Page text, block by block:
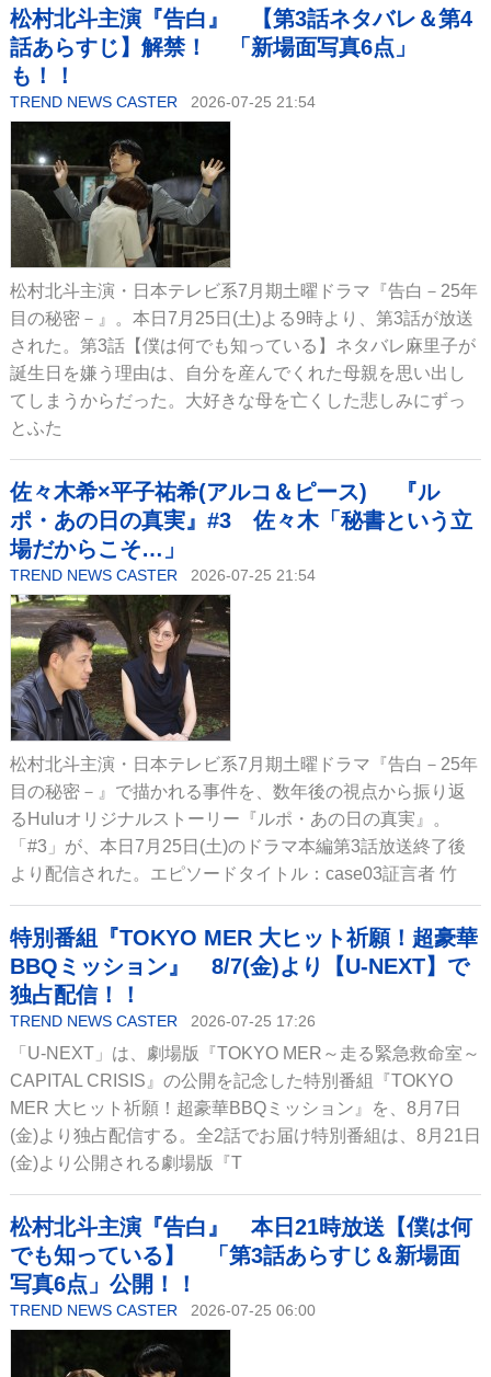
松村北斗主演『告白』 【第3話ネタバレ＆第4
話あらすじ】解禁！ 「新場面写真6点」
も！！
TREND NEWS CASTER 2026-07-25 21:54
松村北斗主演・日本テレビ系7月期土曜ドラマ『告白－25年
目の秘密－』。本日7月25日(土)よる9時より、第3話が放送
された。第3話【僕は何でも知っている】ネタバレ麻里子が
誕生日を嫌う理由は、自分を産んでくれた母親を思い出し
てしまうからだった。大好きな母を亡くした悲しみにずっ
とふた
佐々木希×平子祐希(アルコ＆ピース) 『ル
ポ・あの日の真実』#3 佐々木「秘書という立
場だからこそ…」
TREND NEWS CASTER 2026-07-25 21:54
松村北斗主演・日本テレビ系7月期土曜ドラマ『告白－25年
目の秘密－』で描かれる事件を、数年後の視点から振り返
るHuluオリジナルストーリー『ルポ・あの日の真実』。
「#3」が、本日7月25日(土)のドラマ本編第3話放送終了後
より配信された。エピソードタイトル：case03証言者 竹
特別番組『TOKYO MER 大ヒット祈願！超豪華
BBQミッション』 8/7(金)より【U-NEXT】で
独占配信！！
TREND NEWS CASTER 2026-07-25 17:26
「U-NEXT」は、劇場版『TOKYO MER～走る緊急救命室～
CAPITAL CRISIS』の公開を記念した特別番組『TOKYO
MER 大ヒット祈願！超豪華BBQミッション』を、8月7日
(金)より独占配信する。全2話でお届け特別番組は、8月21日
(金)より公開される劇場版『T
松村北斗主演『告白』 本日21時放送【僕は何
でも知っている】 「第3話あらすじ＆新場面
写真6点」公開！！
TREND NEWS CASTER 2026-07-25 06:00